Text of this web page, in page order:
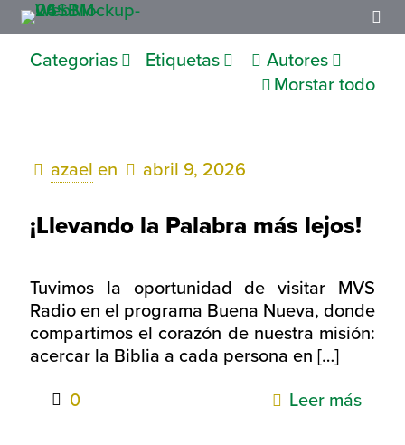
Categorias Etiquetas
Autores
Morstar todo
azael en abril 9, 2026
¡Llevando la Palabra más lejos!
Tuvimos la oportunidad de visitar MVS
Radio en el programa Buena Nueva, donde
compartimos el corazón de nuestra misión:
acercar la Biblia a cada persona en […]
0
Leer más